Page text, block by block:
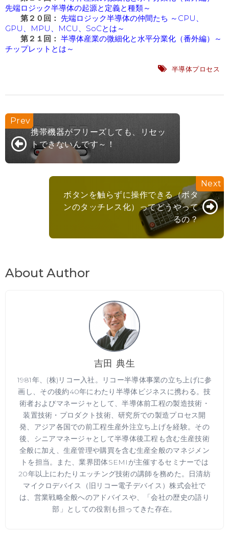
先端ロジック半導体の起源と定義と種類～
第２０回： 先端ロジック半導体の仲間たち ～CPU、
GPU、MPU、MCU、SoCとは～
第２１回： 半導体産業の微細化と水平分業化（番外編）～
チップレットとは～
半導体プロセス
携帯機器がフリーズしても、リセッ
トできないんです～！
ボタンを触らずに操作できる（ボタ
ンのタッチレス化）ってどうやって
るの？
About Author
吉田 典生
1981年、(株)リコー入社。リコー半導体事業の立ち上げに参
画し、その後約40年にわたり半導体ビジネスに携わる。技
術者およびマネージャとして、半導体前工程の製造技術・
装置技術・プロダクト技術、研究所での製造プロセス開
発、アジア各国での前工程生産外注立ち上げを経験。その
後、シニアマネージャとして半導体後工程も含む生産技術
全般に加え、生産管理や購買を含む生産全般のマネジメン
トを担当。また、業界団体SEMIが主催するセミナーでは
20年以上にわたりエッチング技術の講師を務めた。日清紡
マイクロデバイス（旧リコー電子デバイス）株式会社で
は、営業戦略全般へのアドバイスや、「会社の歴史の語り
部」としての役割も担ってきた存在。